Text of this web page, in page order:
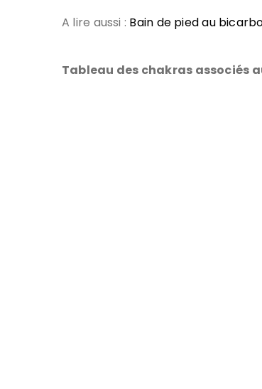
A lire aussi : Bain de pied au
Tableau des chakras associés